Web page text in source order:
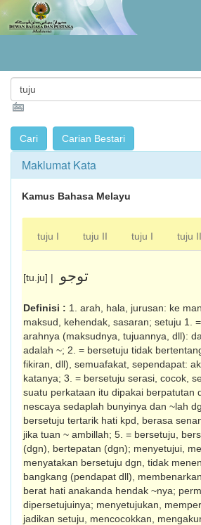
Maklumat Kata
Kamus Bahasa Melayu
tuju I tuju II tuju I tuju II
[tu.ju] | توجو
Definisi : 1. arah, hala, jurusan: ke
maksud, kehendak, sasaran; setuju 1.
arahnya (mak­sud­nya, tujuannya, dll):
adalah ~; 2. = bersetuju tidak
fikiran, dll), semua­fakat, sependapat:
katanya; 3. = bersetuju serasi, cocok,
suatu perkataan itu dipakai ber­patutan
nescaya sedaplah bunyinya dan ~lah
bersetuju tertarik hati kpd, berasa
jika tuan ~ ambillah; 5. = bersetuju,
(dgn), bertepatan (dgn); menyetujui,
menyatakan bersetuju dgn, tidak
bangkang (pendapat dll),
berat hati anakanda hendak ~nya;
dipersetujuinya; menyetujukan,
jadikan setuju, mencocokkan,